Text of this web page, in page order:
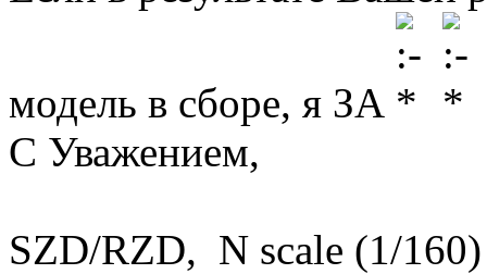
модель в сборе, я ЗА
С Уважением,
SZD/RZD, N scale (1/